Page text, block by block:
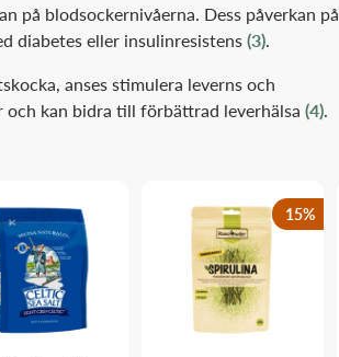
på blodsockernivåerna. Dess påverkan på
diabetes eller insulinresistens(3).
anses stimulera leverns och
kan bidra till förbättrad leverhälsa (4).
15%